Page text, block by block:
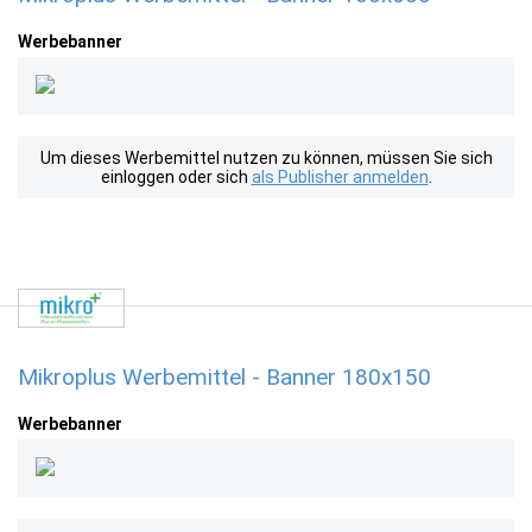
Werbebanner
Um dieses Werbemittel nutzen zu können, müssen Sie sich
einloggen oder sich als Publisher anmelden
Mikroplus Werbemittel - Banner 180x150
Werbebanner